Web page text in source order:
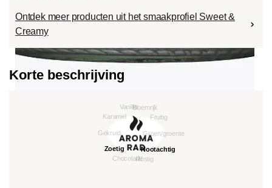
Ontdek meer producten uit het smaakprofiel Sweet &
Creamy
Korte beschrijving